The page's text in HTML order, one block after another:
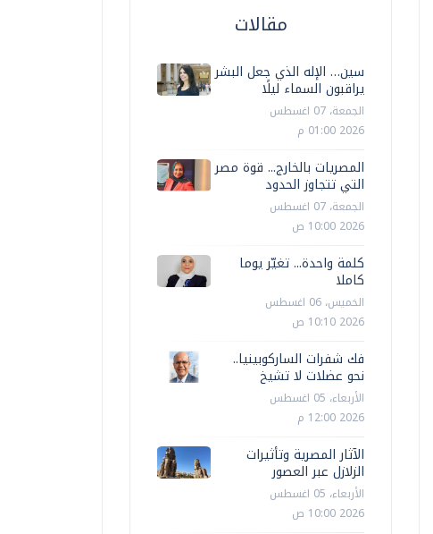
مقالات
سين… الإله الذي جعل البشر
يراقبون السماء ليلًا
الجمعة، 07 اغسطس
2026 01:00 م
المصريات بالخارج... قوة مصر
التي تتجاوز الحدود
الجمعة، 07 اغسطس
2026 10:00 ص
كلمة واحدة... تغيّر يوما
كاملا
الخميس، 06 اغسطس
2026 10:10 ص
فك شفرات الساركوبينيا..
نحو عضلات لا تشيخ
الأربعاء، 05 اغسطس
2026 12:00 م
الآثار المصرية وتأثيرات
الزلازل عبر العصور
الأربعاء، 05 اغسطس
2026 10:00 ص